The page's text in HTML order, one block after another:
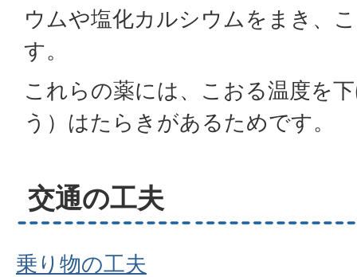
ウムや塩化カルシウムをまき、
す。
これらの薬には、こおる温度を
う）はたらきがあるためです。
交通の工夫
乗り物の工夫